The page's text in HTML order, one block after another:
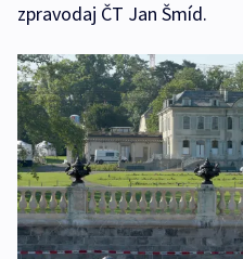
zpravodaj ČT Jan Šmíd.